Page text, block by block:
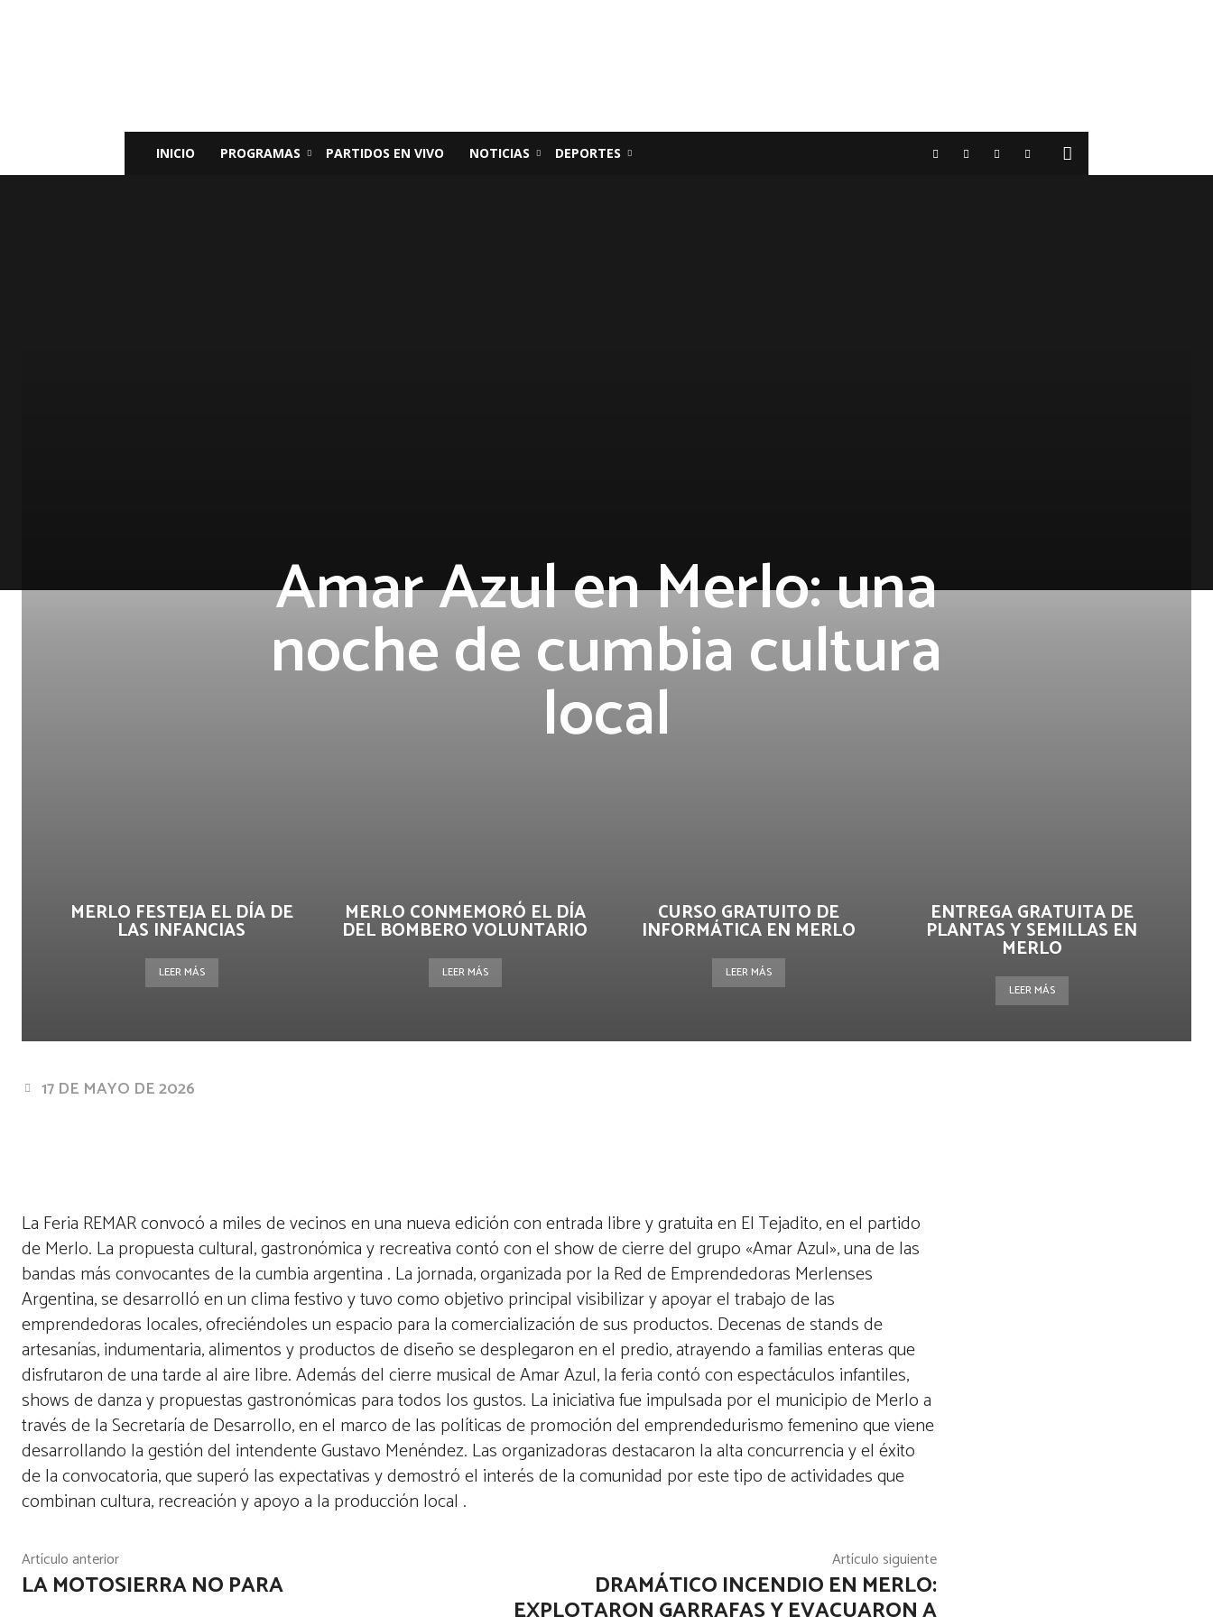
INICIO PROGRAMAS PARTIDOS EN VIVO NOTICIAS DEPORTES
Amar Azul en Merlo: una
noche de cumbia cultura
local
MERLO FESTEJA EL DÍA DE
LAS INFANCIAS
LEER MÁS
MERLO CONMEMORÓ EL DÍA
DEL BOMBERO VOLUNTARIO
LEER MÁS
CURSO GRATUITO DE
INFORMÁTICA EN MERLO
LEER MÁS
ENTREGA GRATUITA DE
PLANTAS Y SEMILLAS EN
MERLO
LEER MÁS
17 DE MAYO DE 2026
La Feria REMAR convocó a miles de vecinos en una nueva edición con entrada libre y gratuita en El Tejadito, en el partido
de Merlo. La propuesta cultural, gastronómica y recreativa contó con el show de cierre del grupo «Amar Azul», una de las
bandas más convocantes de la cumbia argentina . La jornada, organizada por la Red de Emprendedoras Merlenses
Argentina, se desarrolló en un clima festivo y tuvo como objetivo principal visibilizar y apoyar el trabajo de las
emprendedoras locales, ofreciéndoles un espacio para la comercialización de sus productos. Decenas de stands de
artesanías, indumentaria, alimentos y productos de diseño se desplegaron en el predio, atrayendo a familias enteras que
disfrutaron de una tarde al aire libre. Además del cierre musical de Amar Azul, la feria contó con espectáculos infantiles,
shows de danza y propuestas gastronómicas para todos los gustos. La iniciativa fue impulsada por el municipio de Merlo a
través de la Secretaría de Desarrollo, en el marco de las políticas de promoción del emprendedurismo femenino que viene
desarrollando la gestión del intendente Gustavo Menéndez. Las organizadoras destacaron la alta concurrencia y el éxito
de la convocatoria, que superó las expectativas y demostró el interés de la comunidad por este tipo de actividades que
combinan cultura, recreación y apoyo a la producción local .
Artículo anterior
LA MOTOSIERRA NO PARA
Artículo siguiente
DRAMÁTICO INCENDIO EN MERLO: